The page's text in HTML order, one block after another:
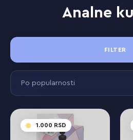
Analne
FILTER
Po popularnosti
1.000